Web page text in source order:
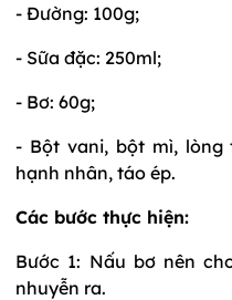
- Đường: 100g;
- Sữa đặc: 250ml;
- Bơ: 60g;
- Bột vani, bột mì, lòng
hạnh nhân, táo ép.
Các bước thực hiện:
Bước 1: Nấu bơ nên
nhuyễn ra.